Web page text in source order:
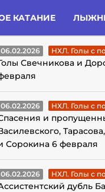
КАТАНИЕ
С
06.02.2026 НХЛ. Голы с
Свечникова и
06.02.2026 НХЛ. Голы с
и
Сорокина 6 февраля
06.02.2026 НХЛ. Голы с
дубль